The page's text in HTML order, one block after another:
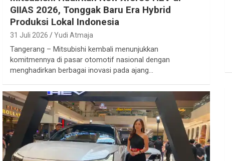
GIIAS 2026, Tonggak Baru Era Hybrid
Produksi Lokal Indonesia
31 Juli 2026 Yudi Atmaja
Tangerang – Mitsubishi kembali menunjukkan
komitmennya di pasar otomotif nasional dengan
menghadirkan berbagai inovasi pada ajang…